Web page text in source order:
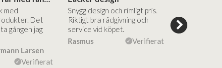
med
Det
gången jag
Larsen
Verifierat
Snygg design och rimligt pris.
Riktigt bra rådgivning och
service vid köpet.
Rasmus
Verifierat
hjälpsamma
vägledning